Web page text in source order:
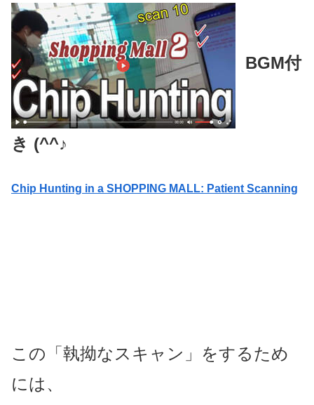
BGM付
き (^^♪
Chip Hunting in a SHOPPING MALL: Patient Scanning
この「執拗なスキャン」をするため
には、